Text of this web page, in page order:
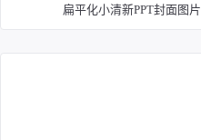
扁平化小清新PPT封面图片